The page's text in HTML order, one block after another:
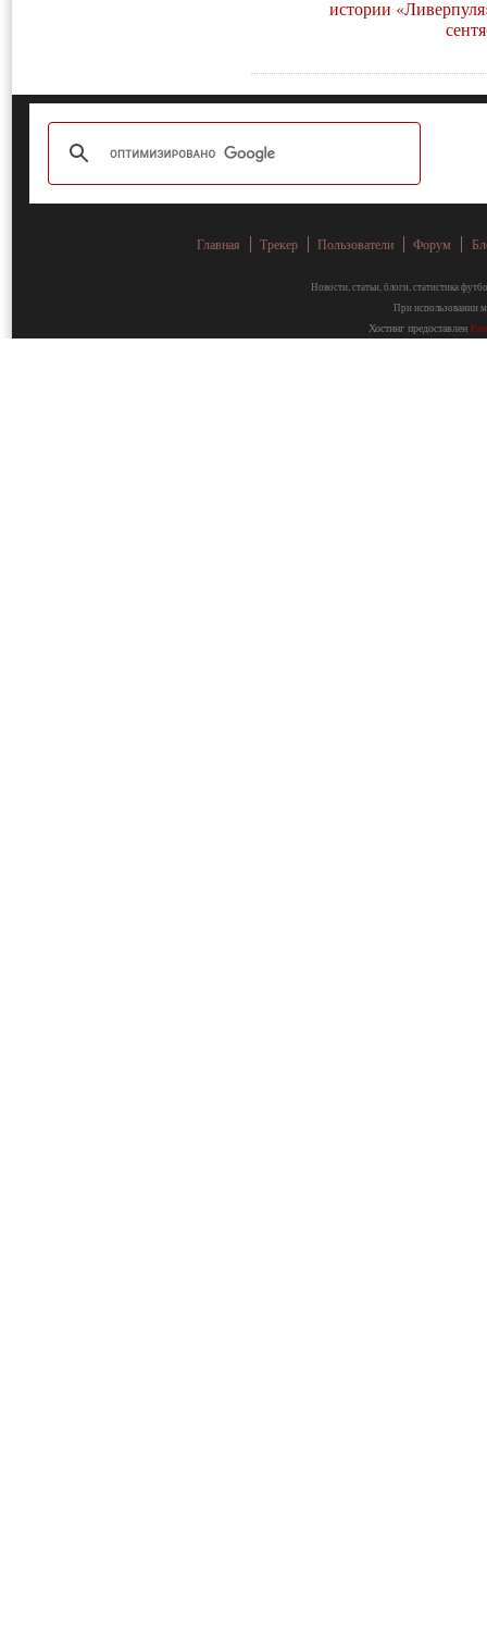
истории
Главная Трекер Пользователи Форум
Новости, статьи, блоги, статистика
При использовании
Хостинг предоставлен